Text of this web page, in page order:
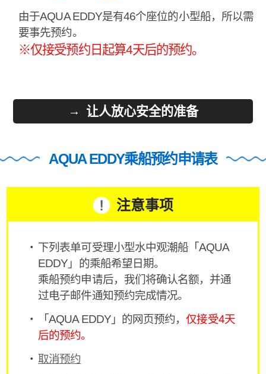
由于AQUA EDDY是有46个座位的小型船，所以需
要事先预约。
※仅接受预约日起算4天后的预约。
让人放心安全的准备
AQUA EDDY乘船预约申请表
注意事项
下列表单可受理小型水中观潮船「AQUA
EDDY」的乘船希望日期。
乘船预约申请后，我们将确认名额，并通
过电子邮件通知预约完成情况。
「AQUA EDDY」的网页预约，仅接受4天
后的预约。
取消预约